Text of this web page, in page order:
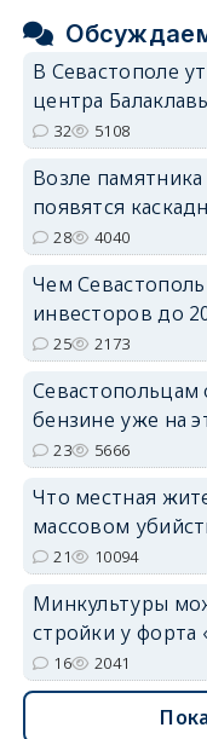
В Севастополе
центра
32 5108
Возле
появятся
28 4040
Чем
инвесторов до
25 2173
бензине уже на
23 5666
Что местная
массовом
21 10094
Минкультуры
стройки у форта
16 2041